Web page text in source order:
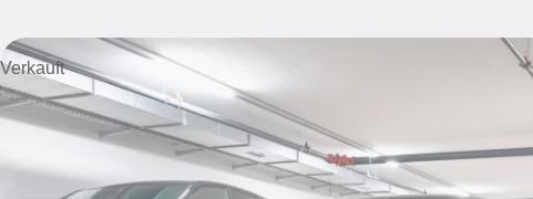
Verkauft